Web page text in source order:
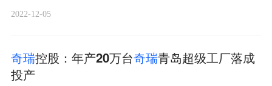
2022-12-05
奇瑞控股：年产20万台奇瑞青岛超级工厂落成
投产